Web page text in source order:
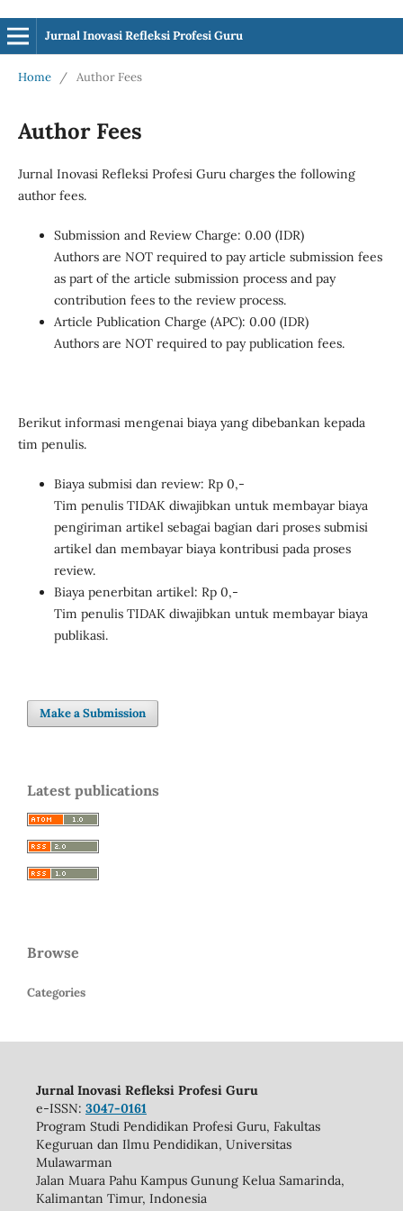
Jurnal Inovasi Refleksi Profesi Guru
Home / Author Fees
Author Fees
Jurnal Inovasi Refleksi Profesi Guru charges the following
author fees.
Submission and Review Charge: 0.00 (IDR)
Authors are NOT required to pay article submission fees
as part of the article submission process and pay
contribution fees to the review process.
Article Publication Charge (APC): 0.00 (IDR)
Authors are NOT required to pay publication fees.
Berikut informasi mengenai biaya yang dibebankan kepada
tim penulis.
Biaya submisi dan review: Rp 0,-
Tim penulis TIDAK diwajibkan untuk membayar biaya
pengiriman artikel sebagai bagian dari proses submisi
artikel dan membayar biaya kontribusi pada proses
review.
Biaya penerbitan artikel: Rp 0,-
Tim penulis TIDAK diwajibkan untuk membayar biaya
publikasi.
Make a Submission
Latest publications
Browse
Categories
Jurnal Inovasi Refleksi Profesi Guru
e-ISSN: 3047-0161
Program Studi Pendidikan Profesi Guru, Fakultas
Keguruan dan Ilmu Pendidikan, Universitas
Mulawarman
Jalan Muara Pahu Kampus Gunung Kelua Samarinda,
Kalimantan Timur, Indonesia